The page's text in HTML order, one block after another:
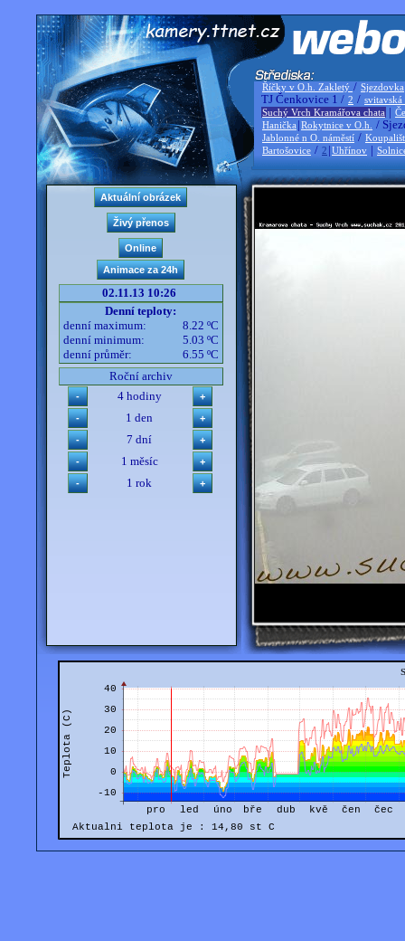
Říčky v O.h. Zakletý / Sjezdovka
TJ Čenkovice 1 / 2 / svitavská
Suchý Vrch Kramářova chata |
Hanička |Rokytnice v O.h. /
Jablonné n O. náměstí /
Bartošovice / 2 |Uhřínov |
02.11.13 10:26
Denní teploty:
denní maximum:
8.22 ºC
denní minimum:
5.03 ºC
denní průměr:
6.55 ºC
Roční archiv
4 hodiny
1 den
7 dní
1 měsíc
1 rok